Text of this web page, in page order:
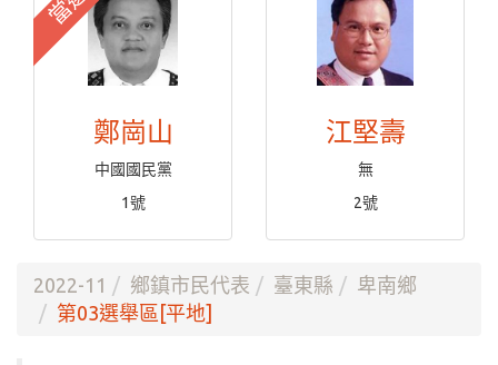
鄭崗山
中國國民黨
1號
江堅壽
無
2號
2022-11 鄉鎮市民代表 臺東縣
卑南鄉
第03選舉區[平地]